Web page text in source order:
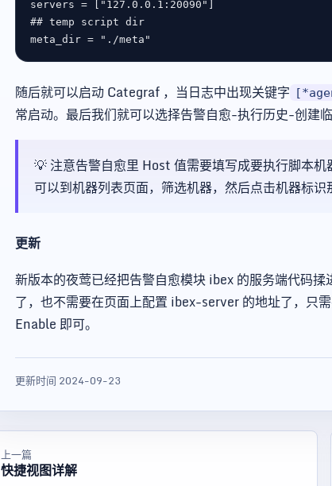
servers = [ "127.0.0.1:20090"
## temp script dir
meta_dir = "./meta"
随后就可以启动 Categraf ，当日志中出现关键字
常启动。最后我们就可以选择告警自愈-执行历史-创建
💡 注意告警自愈里 Host 值需要填写成要执行脚本
可以到机器列表页面，筛选机器，然后点击机器标识
更新
新版本的夜莺已经把告警自愈模块 ibex 的服务端代码
了，也不需要在页面上配置 ibex-server 的地址了，只
Enable 即可。
更新时间 2024-09-23
上一篇
快捷视图详解